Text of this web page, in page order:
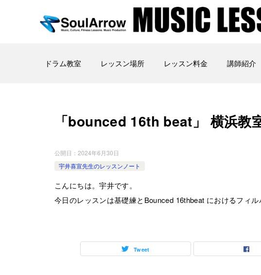
ドラム教室 レッスン場所 レッスン料金 講師紹介
「bounced 16th beat」 横浜
公開日： 2024年6月30日
宇井喜宣先生のレッスンノート
こんにちは。宇井です。
今日のレッスンは基礎練とBounced 16thbeat におけるフィル
Tweet